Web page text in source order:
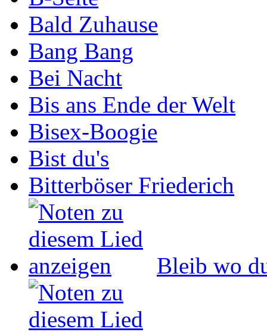
Bald Zuhause
Bang Bang
Bei Nacht
Bis ans Ende der Welt
Bisex-Boogie
Bist du's
Bitterböser Friederich
Bleib wo